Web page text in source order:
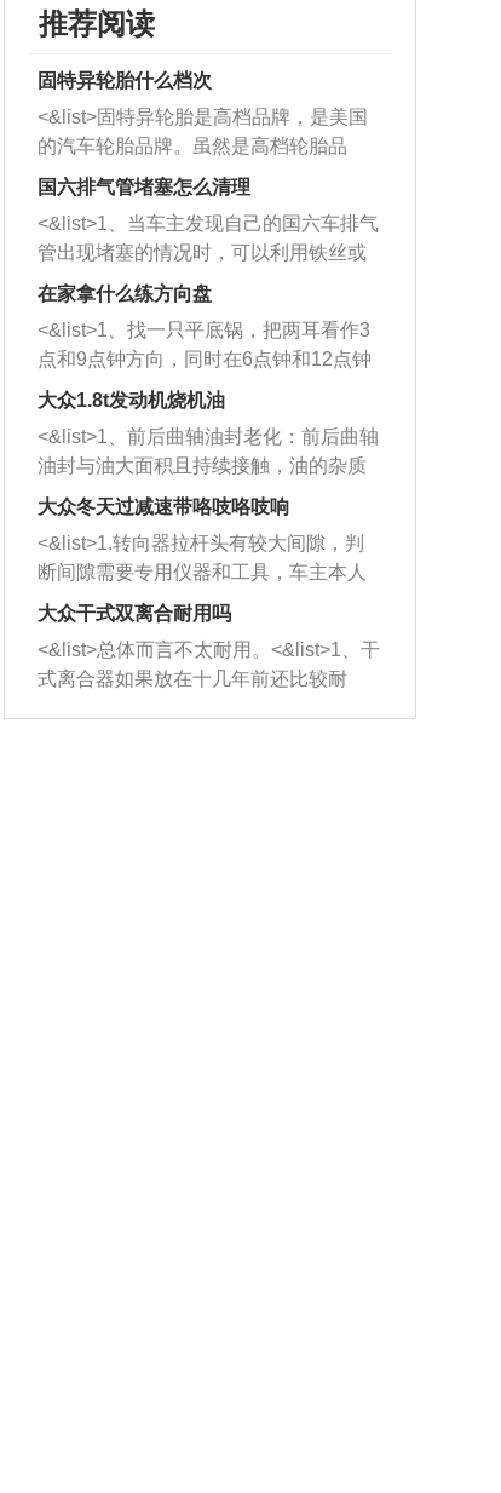
推荐阅读
固特异轮胎什么档次
<&list>固特异轮胎是高档品牌，是美国
的汽车轮胎品牌。虽然是高档轮胎品
牌，但是中高低端的轮胎都有生产，这
也是为了更好的开拓市场。
国六排气管堵塞怎么清理
<&list>1、当车主发现自己的国六车排气
管出现堵塞的情况时，可以利用铁丝或
者是细棍，直接将杂物给取出来，如果
堵塞情况比较严重，也可以采取应急措
施。 <&list>2、直接利用木棍将所有的
杂物推到排气管里面的位置处，然后将
三元催化器拆解开，就可以将堵塞的东
西取出来。但如果是因为积碳过多引起
的堵塞，就需要将三元催化器泡在草酸
洗剂对堵塞的情况得到解决，将清洗剂
放在燃油箱中，与燃油混合后，车辆启
动时，就可以和汽油一起进入到燃烧
室，最后形成废气排出，就可以让三元
催化器得到清洗，排气管堵塞的情况就
能够得到解决。
在家拿什么练方向盘
<&list>1、找一只平底锅，把两耳看作3
点和9点钟方向，同时在6点钟和12点钟
方向做一个标记。 <&list>2、双手握住
一圈半的练习，往右同样也要打相同的
圈数。 <&list>3、最后强调要反复练
习，这样就可以形成肌肉记忆，在真实
驾驶车辆时，不需要记忆也能打好方
向。
大众1.8t发动机烧机油
<&list>1、前后曲轴油封老化：前后曲轴
油封与油大面积且持续接触，油的杂质
和发动机内持续温度变化使其密封效果
逐渐减弱，导致渗油或漏油。<&list>2、
活塞间隙过大：积碳会使活塞环与缸体
的间隙扩大，导致机油流入燃烧室中，
造成烧机油。<&list>3、机油粘度。使用
机油粘度过小的话，同样会有烧机油现
象，机油粘度过小具有很好的流动性，
大众冬天过减速带咯吱咯吱响
<&list>1.转向器拉杆头有较大间隙，判
断间隙需要专用仪器和工具，车主本人
无法制作，需要将车辆送到修理厂或4s
店；<&list>2.车辆半轴套管防尘罩破
裂，破裂后会出现漏油现象，使半轴磨
损严重，磨损的半轴容易损坏，产生异
响；<&list>3.稳定器的转向胶套和球头
大众干式双离合耐用吗
<&list>总体而言不太耐用。<&list>1、干
式离合器如果放在十几年前还比较耐